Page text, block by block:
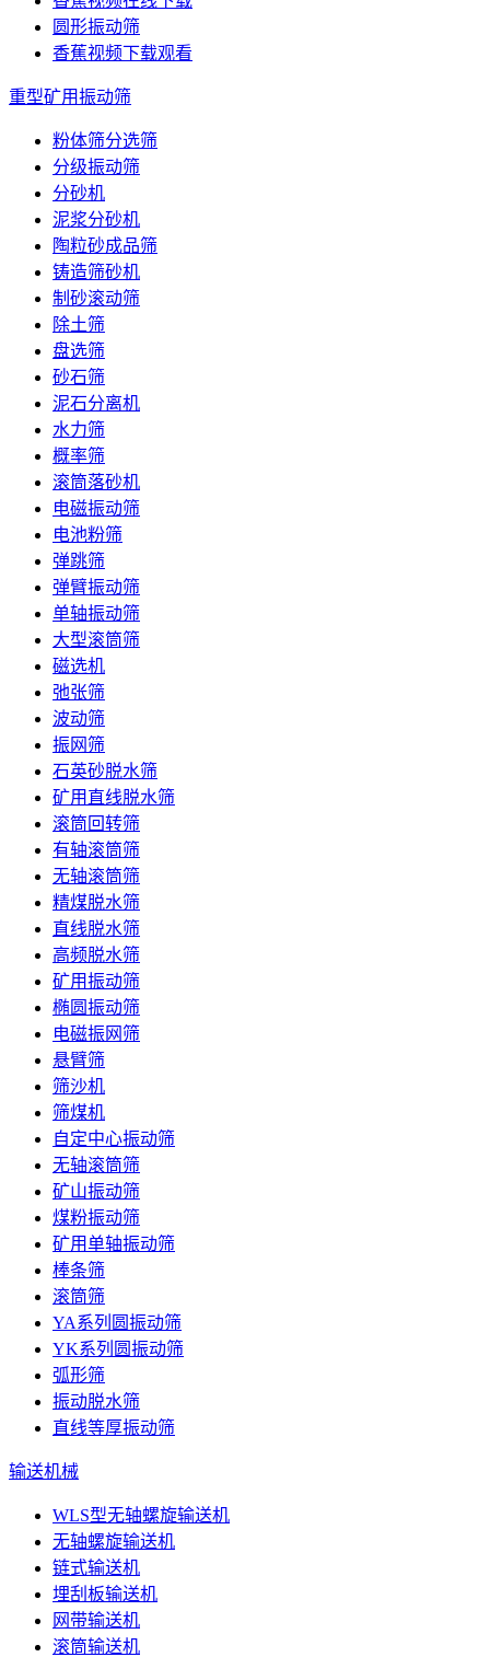
圆形振动筛
香蕉视频下载观看
重型矿用振动筛
粉体筛分选筛
分级振动筛
分砂机
泥浆分砂机
陶粒砂成品筛
铸造筛砂机
制砂滚动筛
除土筛
盘选筛
砂石筛
泥石分离机
水力筛
概率筛
滚筒落砂机
电磁振动筛
电池粉筛
弹跳筛
弹臂振动筛
单轴振动筛
大型滚筒筛
磁选机
弛张筛
波动筛
振网筛
石英砂脱水筛
矿用直线脱水筛
滚筒回转筛
有轴滚筒筛
无轴滚筒筛
精煤脱水筛
直线脱水筛
高频脱水筛
矿用振动筛
椭圆振动筛
电磁振网筛
悬臂筛
筛沙机
筛煤机
自定中心振动筛
无轴滚筒筛
矿山振动筛
煤粉振动筛
矿用单轴振动筛
棒条筛
滚筒筛
YA系列圆振动筛
YK系列圆振动筛
弧形筛
振动脱水筛
直线等厚振动筛
输送机械
WLS型无轴螺旋输送机
无轴螺旋输送机
链式输送机
埋刮板输送机
网带输送机
滚筒输送机